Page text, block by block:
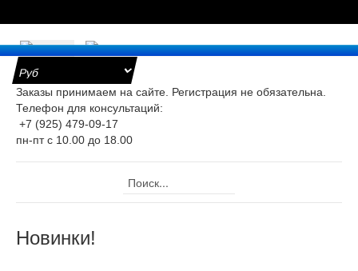
Заказы принимаем на сайте. Регистрация не обязательна.
Телефон для консультаций:
+7 (925) 479-09-17
пн-пт с 10.00 до 18.00
Новинки!